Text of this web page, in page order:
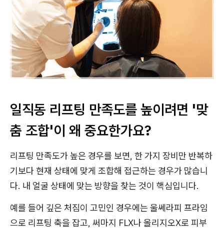
일직동 리프팅 만족도를 높이려면 '맞
춤 조합'이 왜 중요한가요?
리프팅 만족도가 높은 경우를 보면, 한 가지 장비만 반복하
기보다 현재 상태에 맞게 조합해 접근하는 경우가 많습니
다. 내 얼굴 상태에 맞는 방향을 찾는 것이 핵심입니다.
예를 들어 깊은 처짐이 고민인 경우에는 울쎄라피 프라임
으로 리프팅 축을 잡고, 써마지 FLX나 올리지오X로 피부